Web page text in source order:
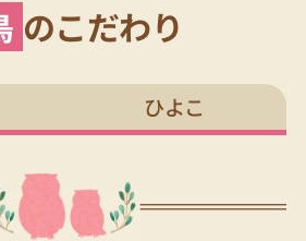
のこだわり
ひよこ